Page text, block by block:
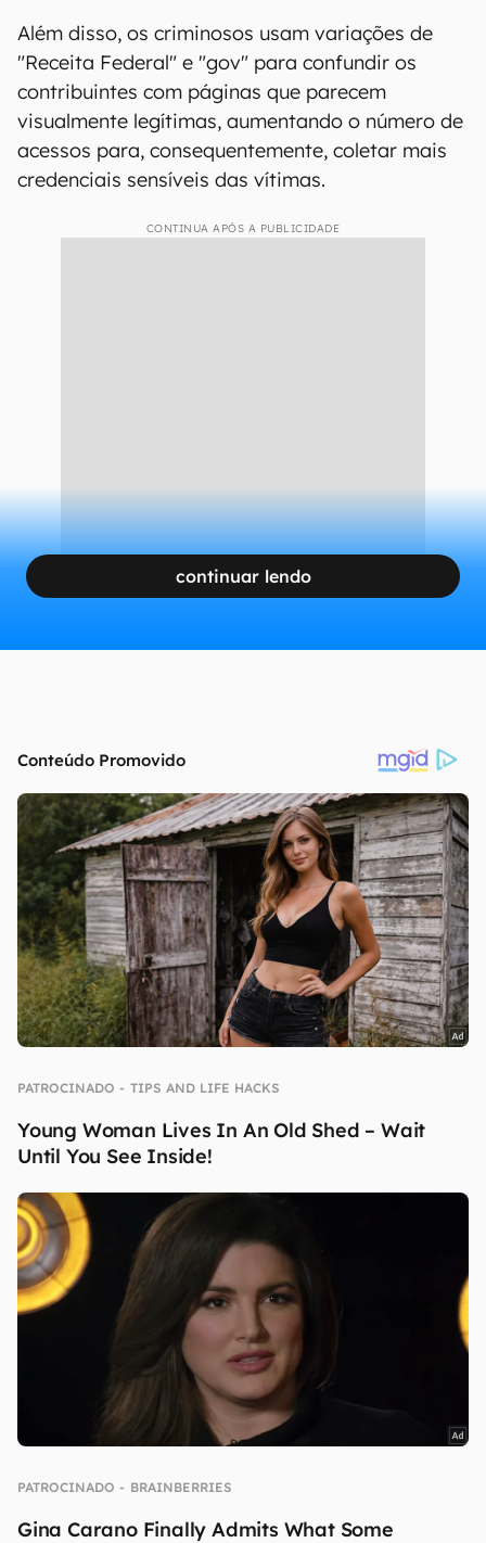
Além disso, os criminosos usam variações de
"Receita Federal" e "gov" para confundir os
contribuintes com páginas que parecem
visualmente legítimas, aumentando o número de
acessos para, consequentemente, coletar mais
credenciais sensíveis das vítimas.
CONTINUA APÓS A PUBLICIDADE
continuar lendo